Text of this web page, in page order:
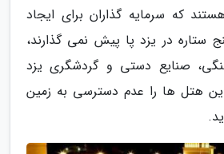
که سرمایه گذاران برای ایجاد
در یزد پا پیش نمی گذارند،
صنایع دستی و گردشگری یزد
هتل ها را عدم دسترسی به زمین